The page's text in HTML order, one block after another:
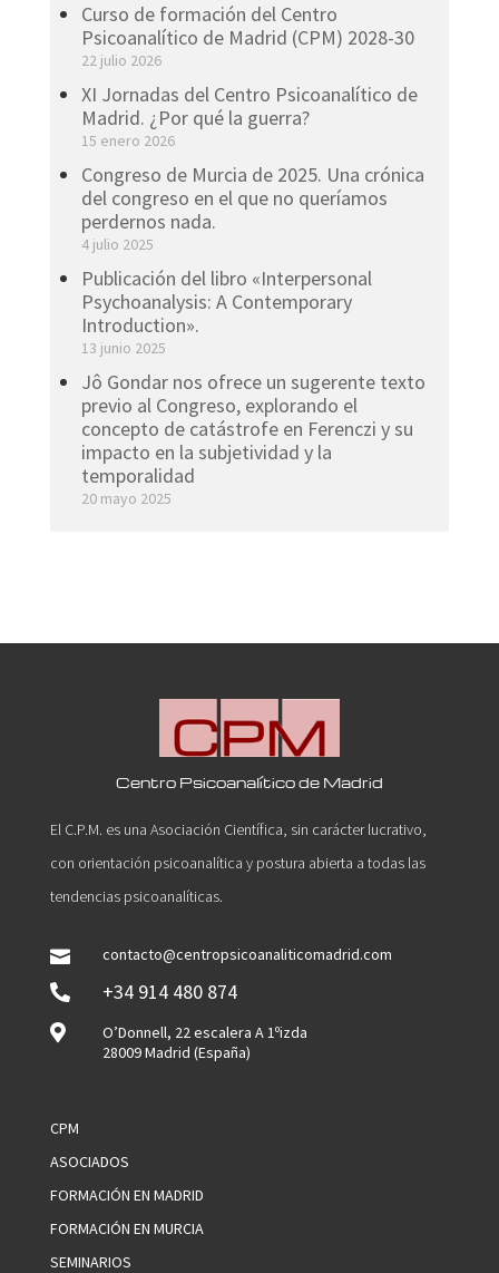
Curso de formación del Centro
Psicoanalítico de Madrid (CPM) 2028-30
22 julio 2026
XI Jornadas del Centro Psicoanalítico de
Madrid. ¿Por qué la guerra?
15 enero 2026
Congreso de Murcia de 2025. Una crónica
del congreso en el que no queríamos
perdernos nada.
4 julio 2025
Publicación del libro «Interpersonal
Psychoanalysis: A Contemporary
Introduction».
13 junio 2025
Jô Gondar nos ofrece un sugerente texto
previo al Congreso, explorando el
concepto de catástrofe en Ferenczi y su
impacto en la subjetividad y la
temporalidad
20 mayo 2025
Centro Psicoanalítico de Madrid
El C.P.M. es una Asociación Científica, sin carácter lucrativo,
con orientación psicoanalítica y postura abierta a todas las
tendencias psicoanalíticas.

contacto@centropsicoanaliticomadrid.com

+34 914 480 874

O’Donnell, 22 escalera A 1ºizda
28009 Madrid (España)
CPM
ASOCIADOS
FORMACIÓN EN MADRID
FORMACIÓN EN MURCIA
SEMINARIOS